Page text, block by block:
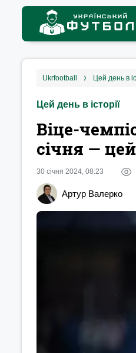
ukrfootball цей день в
Цей день в історії
Віце-
січня —
30 січня 2024, 08:23
Артур Валерко